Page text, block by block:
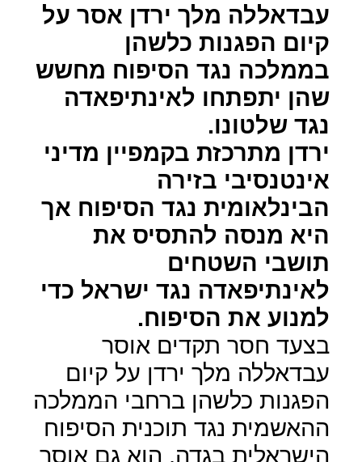
עבדאללה מלך ירדן אסר על
קיום הפגנות כלשהן
בממלכה נגד הסיפוח מחשש
שהן יתפתחו לאינתיפאדה
נגד שלטונו.
ירדן מתרכזת בקמפיין מדיני
אינטנסיבי בזירה
הבינלאומית נגד הסיפוח אך
היא מנסה להתסיס את
תושבי השטחים
לאינתיפאדה נגד ישראל כדי
למנוע את הסיפוח.
בצעד חסר תקדים אוסר
עבדאללה מלך ירדן על קיום
הפגנות כלשהן ברחבי הממלכה
ההאשמית נגד תוכנית הסיפוח
הישראלית בגדה, הוא גם אוסר